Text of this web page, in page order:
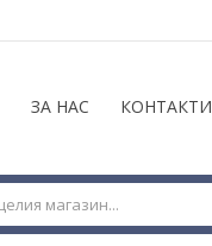
ЗА НАС КОНТАКТИ